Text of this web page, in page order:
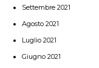
Settembre 2021
Agosto 2021
Luglio 2021
Giugno 2021